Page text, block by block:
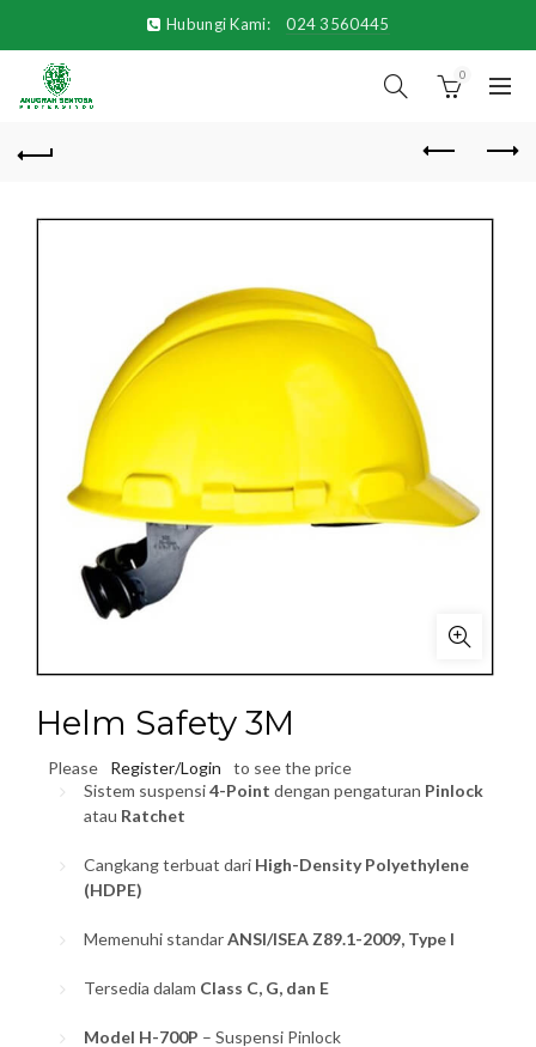
Hubungi Kami: 024 3560445
0
Helm Safety 3M
Please Register/Login
to see the price
Sistem suspensi4-Point dengan pengaturan Pinlock
atau Ratchet
Cangkang terbuat dari High-Density Polyethylene
(HDPE)
Memenuhi standarANSI/ISEA Z89.1-2009, Type I
Tersedia dalam Class C, G, dan E
Model H-700P – Suspensi Pinlock